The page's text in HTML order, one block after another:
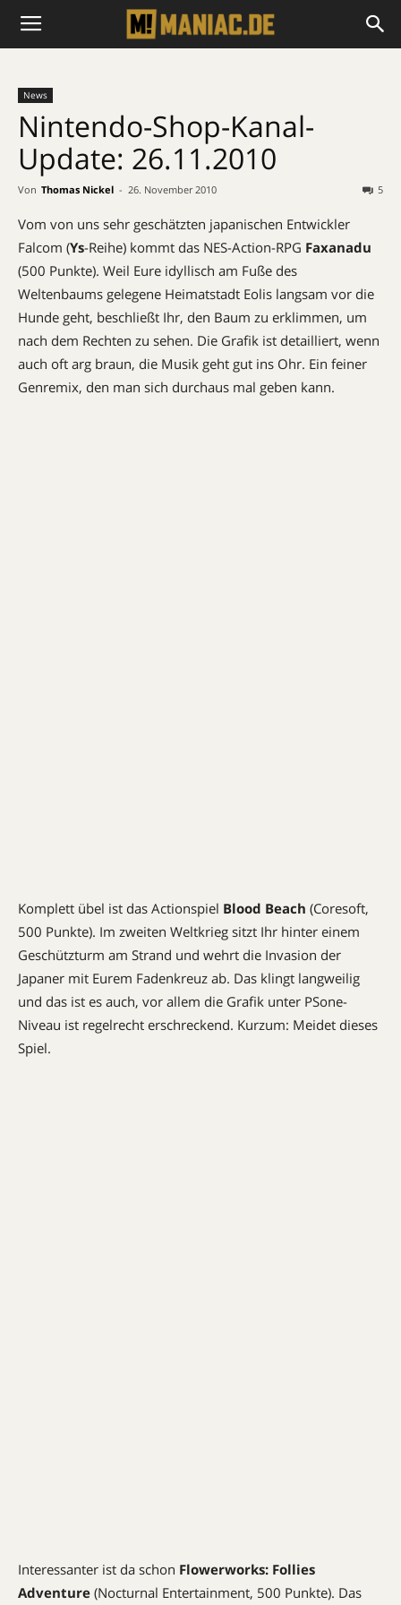
News
Nintendo-Shop-Kanal-
Update: 26.11.2010
Von Thomas Nickel - 26. November 2010 5
Vom von uns sehr geschätzten japanischen Entwickler
Falcom (Ys-Reihe) kommt das NES-Action-RPG Faxanadu
(500 Punkte). Weil Eure idyllisch am Fuße des
Weltenbaums gelegene Heimatstadt Eolis langsam vor die
Hunde geht, beschließt Ihr, den Baum zu erklimmen, um
nach dem Rechten zu sehen. Die Grafik ist detailliert, wenn
auch oft arg braun, die Musik geht gut ins Ohr. Ein feiner
Genremix, den man sich durchaus mal geben kann.
Komplett übel ist das Actionspiel Blood Beach (Coresoft,
500 Punkte). Im zweiten Weltkrieg sitzt Ihr hinter einem
Geschützturm am Strand und wehrt die Invasion der
Japaner mit Eurem Fadenkreuz ab. Das klingt langweilig
und das ist es auch, vor allem die Grafik unter PSone-
Niveau ist regelrecht erschreckend. Kurzum: Meidet dieses
Spiel.
Interessanter ist da schon Flowerworks: Follies
Adventure (Nocturnal Entertainment, 500 Punkte). Das